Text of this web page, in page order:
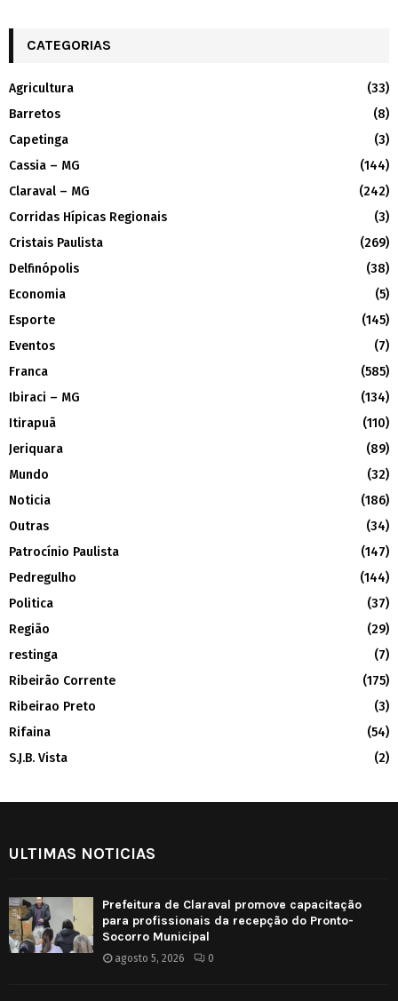
CATEGORIAS
Agricultura
(33)
Barretos
(8)
Capetinga
(3)
Cassia – MG
(144)
Claraval – MG
(242)
Corridas Hípicas Regionais
(3)
Cristais Paulista
(269)
Delfinópolis
(38)
Economia
(5)
Esporte
(145)
Eventos
(7)
Franca
(585)
Ibiraci – MG
(134)
Itirapuã
(110)
Jeriquara
(89)
Mundo
(32)
Noticia
(186)
Outras
(34)
Patrocínio Paulista
(147)
Pedregulho
(144)
Politica
(37)
Região
(29)
restinga
(7)
Ribeirão Corrente
(175)
Ribeirao Preto
(3)
Rifaina
(54)
S.J.B. Vista
(2)
ULTIMAS NOTICIAS
Prefeitura de Claraval promove capacitação
para profissionais da recepção do Pronto-
Socorro Municipal
agosto 5, 2026 0